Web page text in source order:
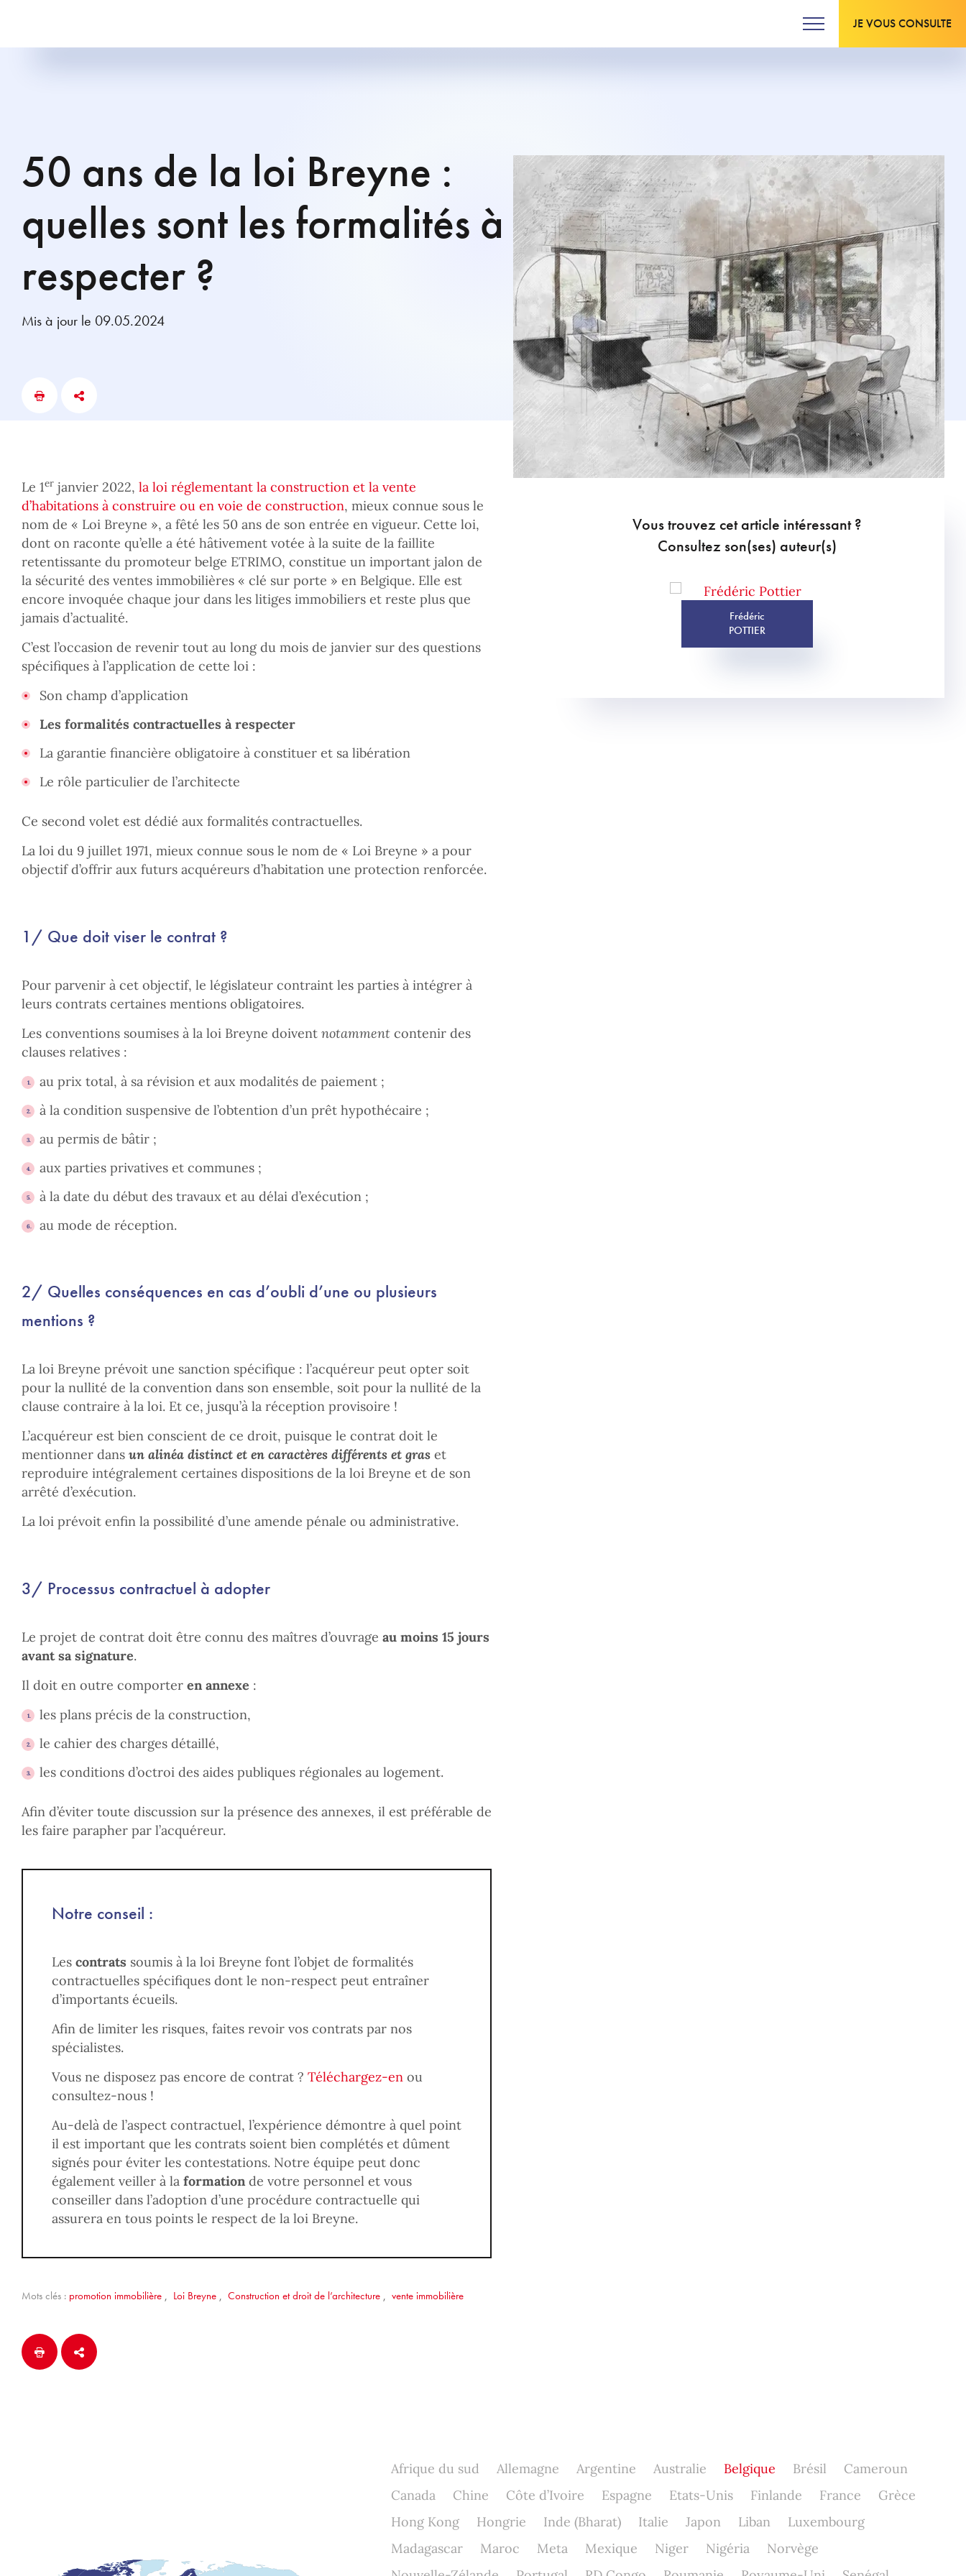
JE VOUS CONSULTE
50 ans de la loi Breyne :
quelles sont les formalités à
respecter ?
Mis à jour le 09.05.2024
Le 1er janvier 2022, la loi réglementant la construction et la vente
d’habitations à construire ou en voie de construction, mieux connue sous le
nom de « Loi Breyne », a fêté les 50 ans de son entrée en vigueur. Cette loi,
dont on raconte qu’elle a été hâtivement votée à la suite de la faillite
retentissante du promoteur belge ETRIMO, constitue un important jalon de
la sécurité des ventes immobilières « clé sur porte » en Belgique. Elle est
encore invoquée chaque jour dans les litiges immobiliers et reste plus que
jamais d’actualité.
C’est l’occasion de revenir tout au long du mois de janvier sur des questions
spécifiques à l’application de cette loi :
Son champ d’application
Les formalités contractuelles à respecter
La garantie financière obligatoire à constituer et sa libération
Le rôle particulier de l’architecte
Ce second volet est dédié aux formalités contractuelles.
La loi du 9 juillet 1971, mieux connue sous le nom de « Loi Breyne » a pour
objectif d’offrir aux futurs acquéreurs d’habitation une protection renforcée.
1/ Que doit viser le contrat ?
Pour parvenir à cet objectif, le législateur contraint les parties à intégrer à
leurs contrats certaines mentions obligatoires.
Les conventions soumises à la loi Breyne doivent notamment contenir des
clauses relatives :
au prix total, à sa révision et aux modalités de paiement ;
à la condition suspensive de l’obtention d’un prêt hypothécaire ;
au permis de bâtir ;
aux parties privatives et communes ;
à la date du début des travaux et au délai d’exécution ;
au mode de réception.
2/ Quelles conséquences en cas d’oubli d’une ou plusieurs
mentions ?
La loi Breyne prévoit une sanction spécifique : l’acquéreur peut opter soit
pour la nullité de la convention dans son ensemble, soit pour la nullité de la
clause contraire à la loi. Et ce, jusqu’à la réception provisoire !
L’acquéreur est bien conscient de ce droit, puisque le contrat doit le
mentionner dans un alinéa distinct et en caractères différents et gras et
reproduire intégralement certaines dispositions de la loi Breyne et de son
arrêté d’exécution.
La loi prévoit enfin la possibilité d’une amende pénale ou administrative.
3/ Processus contractuel à adopter
Le projet de contrat doit être connu des maîtres d’ouvrage au moins 15 jours
avant sa signature.
Il doit en outre comporter en annexe :
les plans précis de la construction,
le cahier des charges détaillé,
les conditions d’octroi des aides publiques régionales au logement.
Afin d’éviter toute discussion sur la présence des annexes, il est préférable de
les faire parapher par l’acquéreur.
Notre conseil :
Les contrats soumis à la loi Breyne font l’objet de formalités
contractuelles spécifiques dont le non-respect peut entraîner
d’importants écueils.
Afin de limiter les risques, faites revoir vos contrats par nos
spécialistes.
Vous ne disposez pas encore de contrat ? Téléchargez-en ou
consultez-nous !
Au-delà de l’aspect contractuel, l’expérience démontre à quel point
il est important que les contrats soient bien complétés et dûment
signés pour éviter les contestations. Notre équipe peut donc
également veiller à la formation de votre personnel et vous
conseiller dans l’adoption d’une procédure contractuelle qui
assurera en tous points le respect de la loi Breyne.
Mots clés : promotion immobilière , Loi Breyne , Construction et droit de l’architecture , vente immobilière
Vous trouvez cet article intéressant ?
Consultez son(ses) auteur(s)
Frédéric
POTTIER
Afrique du sud Allemagne Argentine Australie Belgique Brésil
Cameroun
Canada
Chine Côte d’Ivoire Espagne Etats-Unis Finlande France
Grèce
Hong Kong
Hongrie Inde (Bharat) Italie Japon Liban
Luxembourg
Madagascar
Maroc Meta Mexique Niger Nigéria
Norvège